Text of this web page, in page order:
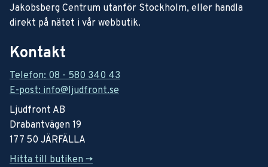
Jakobsberg Centrum utanför Stockholm, eller handla
direkt på nätet i vår webbutik.
Kontakt
Telefon: 08 - 580 340 43
E-post: info@ljudfront.se
Ljudfront AB
Drabantvägen 19
177 50 JÄRFÄLLA
Hitta till butiken ->